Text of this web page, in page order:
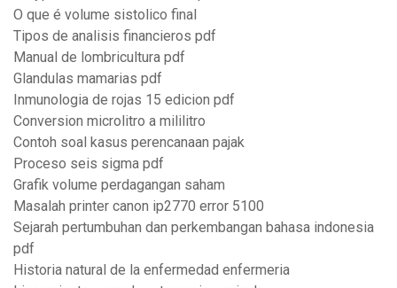
O que é volume sistolico final
Tipos de analisis financieros pdf
Manual de lombricultura pdf
Glandulas mamarias pdf
Inmunologia de rojas 15 edicion pdf
Conversion microlitro a mililitro
Contoh soal kasus perencanaan pajak
Proceso seis sigma pdf
Grafik volume perdagangan saham
Masalah printer canon ip2770 error 5100
Sejarah pertumbuhan dan perkembangan bahasa indonesia
pdf
Historia natural de la enfermedad enfermeria